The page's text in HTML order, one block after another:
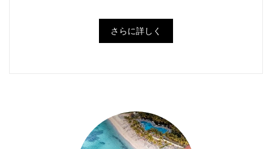
さらに詳しく